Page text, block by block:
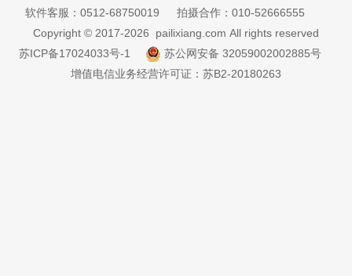
Copyright © 2017-2026 pailixiang.com All rights reserved
苏ICP备17024033号-1
苏公网安备 32059002002885号
增值电信业务经营许可证：苏B2-20180263